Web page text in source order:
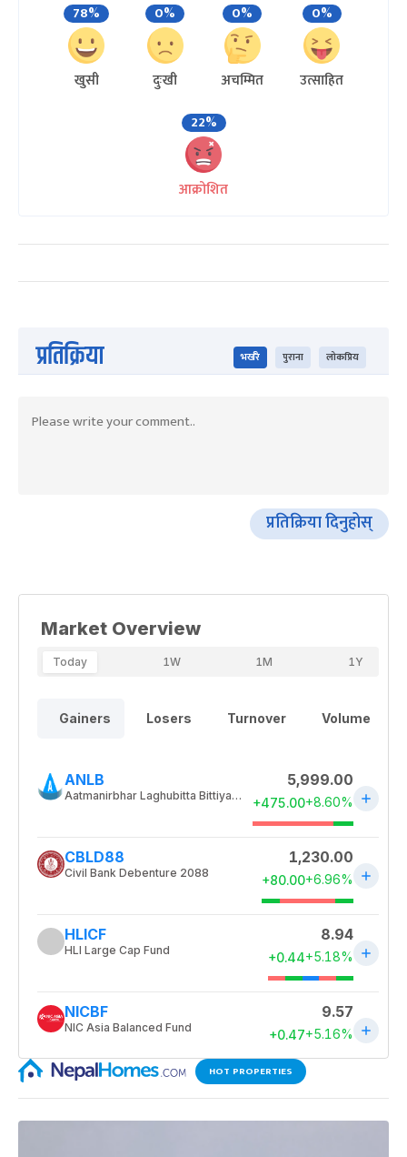
78%
खुसी
0%
दुःखी
0%
अचम्मित
0%
उत्साहित
22%
आक्रोशित
प्रतिक्रिया भर्खरै पुराना लोकप्रिय
प्रतिक्रिया दिनुहोस्
HOT PROPERTIES